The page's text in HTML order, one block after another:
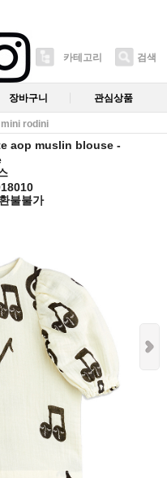
카테고리 검색
장바구니 관심상품
rodini
aop muslin blouse -
불불가